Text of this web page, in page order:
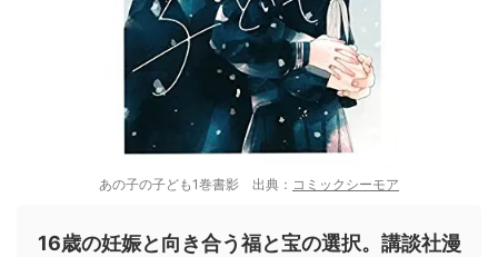
あの子の子ども1巻書影 出典： コミックシーモア
16歳の妊娠と向き合う福と宝の選択。講談社漫